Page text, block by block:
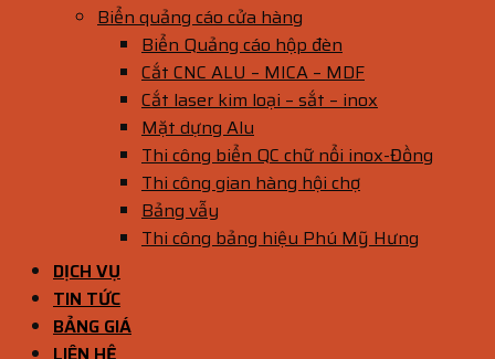
Biển quảng cáo cửa hàng
Biển Quảng cáo hộp đèn
Cắt CNC ALU – MICA – MDF
Cắt laser kim loại – sắt – inox
Mặt dựng Alu
Thi công biển QC chữ nổi inox-Đồng
Thi công gian hàng hội chợ
Bảng vẫy
Thi công bảng hiệu Phú Mỹ Hưng
DỊCH VỤ
TIN TỨC
BẢNG GIÁ